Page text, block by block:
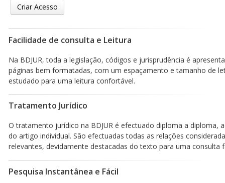
Criar Acesso
Facilidade de consulta e Leitura
Na BDJUR, toda a legislação, códigos e jurisprudência é
páginas bem formatadas, com um espaçamento e tamanho de
estudado para uma leitura confortável.
Tratamento Jurídico
O tratamento jurídico na BDJUR é efectuado diploma a diploma,
do artigo individual. São efectuadas todas as relações
relevantes, devidamente destacadas do texto para uma consulta
Pesquisa Instantânea e Fácil